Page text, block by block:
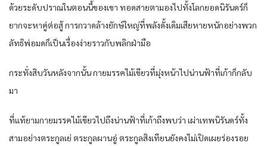
ด้วย​ระดับ​ปราณ​ใน​ตอนนี้​ของ​เขา​ ทอดสายตา​มอง​ไป​ทั้งโลก​ยอด​นิรันดร์​ก็​
ยาก​จะหา​คู่ต่อสู้​ การกวาดล้าง​ยักษ์​ใหญ่​ที่​พลัง​ดั้งเดิม​เสียหาย​หนัก​อย่าง​พวก​
ลัทธิ​พ่อ​มด​ก็​เป็นเรื่อง​ง่าย​ราวกับ​พลิก​ฝ่ามือ​
กระทั่ง​สิบ​วัน​หลังจากนั้น​ กาย​มรรค​ไม้เขียว​ที่​มุ่งหน้า​ไป​น่านฟ้า​ที่​เก้า​ก็​กลับ
มา​
ที่แท้​ยาม​กาย​มรรค​ไม้เขียว​ไป​ถึงน่านฟ้า​ที่​เก้า​ถึงพบ​ว่า​ เผ่า​เทพ​นิรันดร์​ทั้ง​
สามอย่าง​ตระกูล​เย่​ ตระกูล​ผา​น​อู่​ ตระกูล​สิงเทียน​ยังคง​ไม่เปิดเผย​ร่องรอย​